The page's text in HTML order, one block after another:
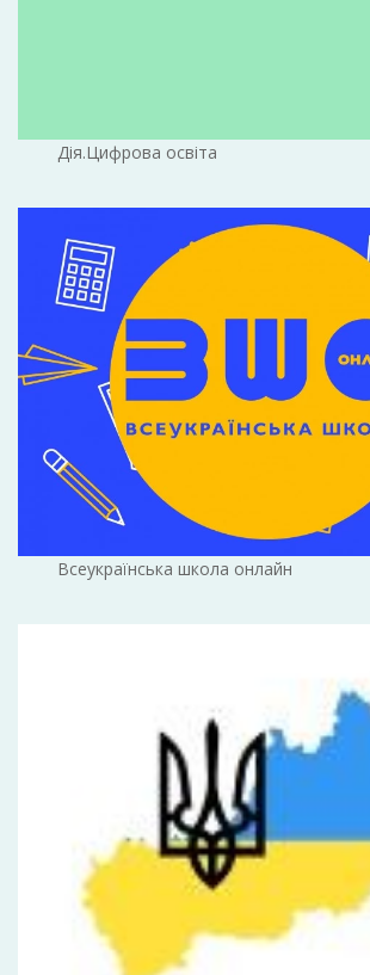
Дія.Цифрова освіта
Всеукраїнська школа онлайн